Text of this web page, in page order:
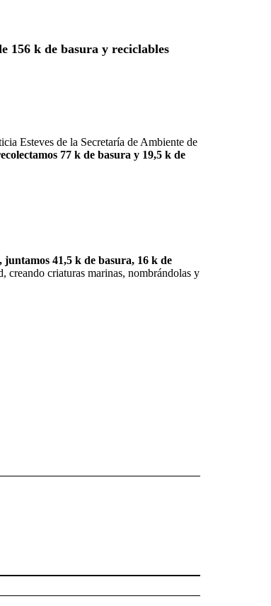
156 k de basura y reciclables
Esteves de la Secretaría de Ambiente de
77 k de basura y 19,5 k de
juntamos 41,5 k de basura, 16 k de
creando criaturas marinas, nombrándolas y